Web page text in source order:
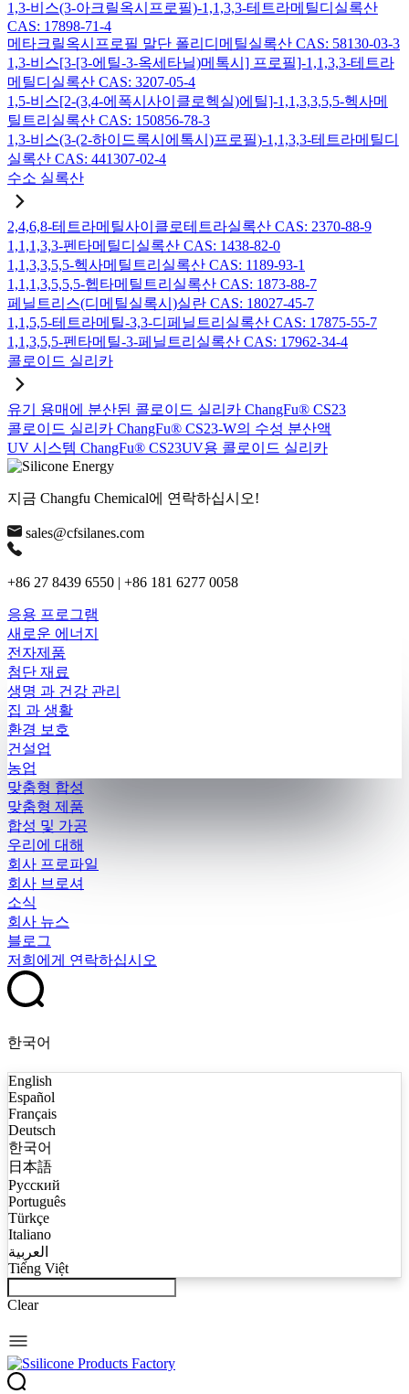
1,3-비스(3-아크릴옥시프로필)-1,1,3,3-테트라메틸디실록산
CAS: 17898-71-4
메타크릴옥시프로필 말단 폴리디메틸실록산 CAS: 58130-03-3
1,3-비스[3-[3-에틸-3-옥세타닐)메톡시] 프로필]-1,1,3,3-테트라
메틸디실록산 CAS: 3207-05-4
1,5-비스[2-(3,4-에폭시사이클로헥실)에틸]-1,1,3,3,5,5-헥사메
틸트리실록산 CAS: 150856-78-3
1,3-비스(3-(2-하이드록시에톡시)프로필)-1,1,3,3-테트라메틸디
실록산 CAS: 441307-02-4
수소 실록산
2,4,6,8-테트라메틸사이클로테트라실록산 CAS: 2370-88-9
1,1,1,3,3-펜타메틸디실록산 CAS: 1438-82-0
1,1,3,3,5,5-헥사메틸트리실록산 CAS: 1189-93-1
1,1,1,3,5,5,5-헵타메틸트리실록산 CAS: 1873-88-7
페닐트리스(디메틸실록시)실란 CAS: 18027-45-7
1,1,5,5-테트라메틸-3,3-디페닐트리실록산 CAS: 17875-55-7
1,1,3,5,5-펜타메틸-3-페닐트리실록산 CAS: 17962-34-4
콜로이드 실리카
유기 용매에 분산된 콜로이드 실리카 ChangFu® CS23
콜로이드 실리카 ChangFu® CS23-W의 수성 분산액
UV 시스템 ChangFu® CS23UV용 콜로이드 실리카
지금 Changfu Chemical에 연락하십시오!
sales@cfsilanes.com
+86 27 8439 6550 | +86 181 6277 0058
응용 프로그램
새로운 에너지
전자제품
첨단 재료
생명 과 건강 관리
집 과 생활
환경 보호
건설업
농업
맞춤형 합성
맞춤형 제품
합성 및 가공
우리에 대해
회사 프로파일
회사 브로셔
소식
회사 뉴스
블로그
저희에게 연락하십시오
한국어
English
Español
Français
Deutsch
한국어
日本語
Русский
Português
Türkçe
Italiano
العربية
Tiếng Việt
Clear